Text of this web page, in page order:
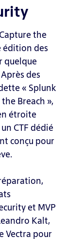
the
édition des
quelque
des
« Splunk
Breach »,
étroite
CTF dédié
conçu pour
et MVP
Kalt,
Vectra pour